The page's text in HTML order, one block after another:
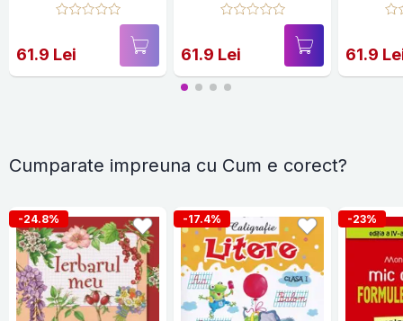
61.9 Lei 61.9 Lei 61.9
Cumparate impreuna cu Cum e corect?
-24.8% -17.4% -23%